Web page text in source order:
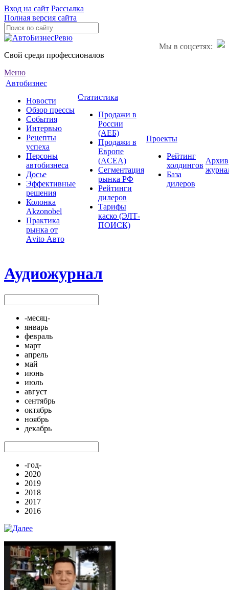
Вход на сайт Рассылка
Полная версия сайта
Мы в соцсетях:
Свой среди профессионалов
Меню
Автобизнес
Новости
Обзор прессы
События
Интервью
Рецепты
успеха
Персоны
автобизнеса
Досье
Эффективные
решения
Колонка
Akzonobel
Практика
рынка от
Аvito Авто
Статистика
Продажи в
России
(АЕБ)
Продажи в
Европе
(ACEA)
Сегментация
рынка РФ
Рейтинги
дилеров
Тарифы
каско (ЭЛТ-
ПОИСК)
Проекты
Рейтинг
холдингов
База
дилеров
Архив
Аудиожурнал
-месяц-
январь
февраль
март
апрель
май
июнь
июль
август
сентябрь
октябрь
ноябрь
декабрь
-год-
2020
2019
2018
2017
2016